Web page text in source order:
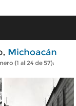
Michoacán
(1 al 24 de 57):